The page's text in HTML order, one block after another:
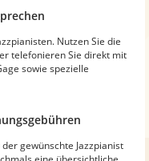
Nutzen Sie die
telefonieren Sie direkt mit
sowie spezielle
gewünschte Jazzpianist